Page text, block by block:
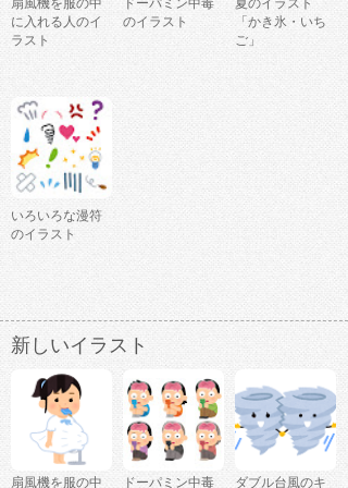
扇風機を服の中
に入れる人のイ
ラスト
ドーパミン中毒
のイラスト
夏のイラスト
「かき氷・いち
ご」
いろいろな漫符
のイラスト
新しいイラスト
扇風機を服の中 ドーパミン中毒 ダブル台風のキ